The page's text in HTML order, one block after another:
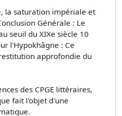
la saturation impériale et
Générale : Le
seuil du XIXe siècle 10
l'Hypokhâgne : Ce
approfondie du
des CPGE littéraires,
fait l'objet d'une